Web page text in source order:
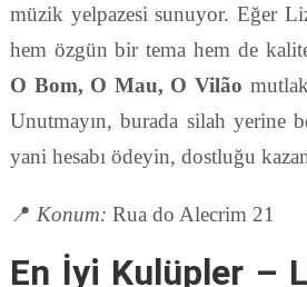
müzik yelpazesi sunuyor. Eğer
hem özgün bir tema hem de
O Bom, O Mau, O Vilão
Unutmayın, burada silah yerine
yani hesabı ödeyin, dostluğu
📍 Konum: Rua do Alecrim 21
En İyi Kulüpler –